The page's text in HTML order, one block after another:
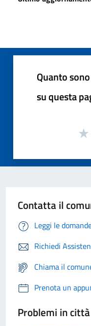
Quanto
su questa
Contatta il
Leggi le
Richiedi
Chiama il
Prenota un
Problemi in città